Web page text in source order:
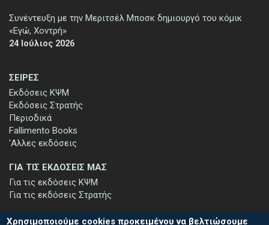
ΣΕΙΡΕΣ
Εκδόσεις ΚΨΜ
Εκδόσεις Στρατής
Περιοδικά
Fallimento Books
'Αλλες εκδόσεις
Συνέντευξη με την Μεριτσέλ Μποσκ δημιουργό του κόμικ
«Εγώ, Χοντρή»
24 Ιούλιος 2026
ΓΙΑ ΤΙΣ ΕΚΔΟΣΕΙΣ ΜΑΣ
Για τις εκδόσεις ΚΨΜ
Για τις εκδόσεις Στρατής
Χρησιμοποιούμε cookies προκειμένου να βελτιώσουμε